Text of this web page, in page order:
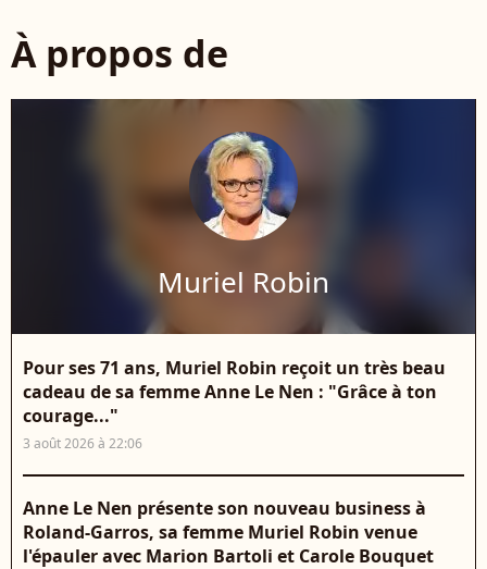
À propos de
Muriel Robin
Pour ses 71 ans, Muriel Robin reçoit un très beau
cadeau de sa femme Anne Le Nen : "Grâce à ton
courage..."
3 août 2026 à 22:06
Anne Le Nen présente son nouveau business à
Roland-Garros, sa femme Muriel Robin venue
l'épauler avec Marion Bartoli et Carole Bouquet